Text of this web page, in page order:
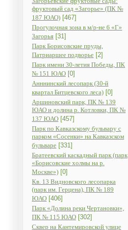
фруктовый сад «Загорье» (ПК №
187 ЮАО) [467]
Прогулочная зона в м/р-не 6 «Г»
Загорья [31]
Парк Борисовские пруды,
Патриаршее подворье [2]
Парк имени 30-летия Победы, ПК
№ 151 ЮАО [0]
Анннинский лесопарк (30-й
квартал Битцевского леса) [0]
Аршиновский парк, ПК № 139
ЮАО и долина р. Котловки, ПК №
137 ЮАО [457]
Парк по Кавказскому бульвару с
парком «Сосенки» на Кавказском
бульваре [331]
Братеевский каскадный парк (парк
«Борисовские холмы на р.
Москве») [0]
Кв. 13 Видновского лесопарка
(парк им. Герцена), ПК № 189
ЮАО [406]
Парк «Долина реки Чертановки»,
ПК № 115 ЮАО [302]
Сквер на Кантемировской улице